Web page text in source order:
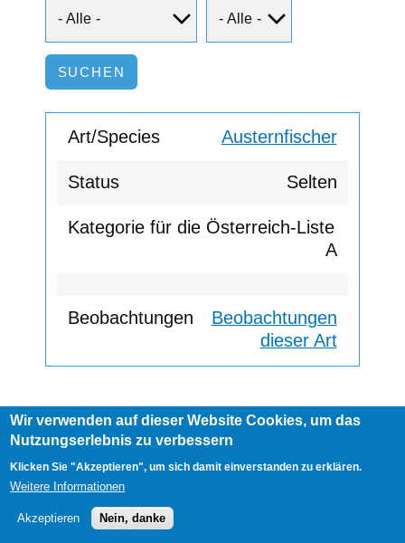
Austernfischer
Selten
A
Beobachtungen
dieser Art
Footer
menu
AGB Impressum Links
User
account
Anmelden
Wir verwenden auf dieser Website Cookies, um das
Nutzungserlebnis zu verbessern
Klicken Sie "Akzeptieren", um sich damit einverstanden zu erklären.
Weitere Informationen
Akzeptieren Nein, danke